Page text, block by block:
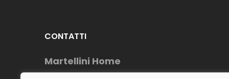
CONTATTI
Martellini Home